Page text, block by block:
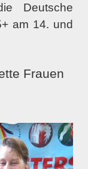
Deutsche
am 14. und
Frauen